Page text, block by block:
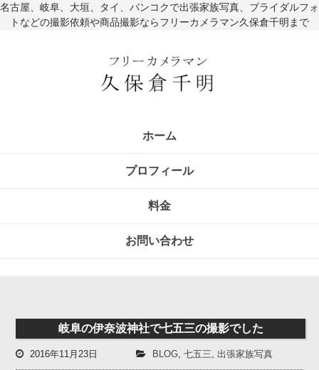
名古屋、岐阜、大垣、タイ、バンコクで出張家族写真、ブライダルフォ
トなどの撮影依頼や商品撮影ならフリーカメラマン久保倉千明まで
ホーム
プロフィール
料金
お問い合わせ
岐阜の伊奈波神社で七五三の撮影でした
2016年11月23日 BLOG ,七五三 ,出張家族写真